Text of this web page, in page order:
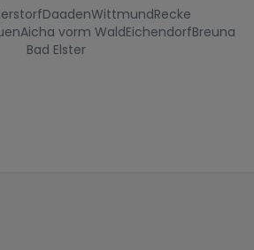
DaadenWittmundRecke
Aicha vorm WaldEichendorfBreuna
Bad Elster